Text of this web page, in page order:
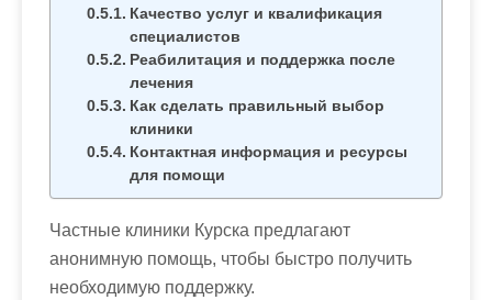
Качество услуг и квалификация
специалистов
Реабилитация и поддержка после
лечения
Как сделать правильный выбор
клиники
Контактная информация и ресурсы
для помощи
Частные клиники Курска предлагают
анонимную помощь, чтобы быстро получить
необходимую поддержку.